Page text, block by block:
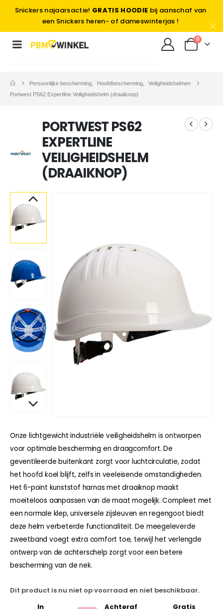
Snickers najaarsactie! GRATIS HOODIE bij aanschaf van
een Snickers heren- of dameswinterjas !
0
Persoonlijke bescherming Hoofdbescherming
Veiligheidshelmen
Portwest PS62 Expertline Veiligheidshelm (draaiknop)
PORTWEST PS62
EXPERTLINE
VEILIGHEIDSHELM
(DRAAIKNOP)
Onze lichtgewicht industriële veiligheidshelm is ontworpen
voor optimale bescherming en draagcomfort. De
geventileerde buitenkant zorgt voor luchtcirculatie, zodat
het hoofd koel blijft, zelfs in veeleisende omstandigheden.
Het 6-point kunststof harnas met draaiknop maakt
moeiteloos aanpassen van de maat mogelijk. Compleet met
een normale klep, universele zijsleuven en regengoot biedt
deze helm verbeterde functionaliteit. De meegeleverde
zweetband voegt extra comfort toe, terwijl het verlengde
ontwerp van de achterschelp zorgt voor een betere
bescherming van de nek.
Dit product is nu niet op voorraad en niet beschikbaar.
In
Achteraf Gratis